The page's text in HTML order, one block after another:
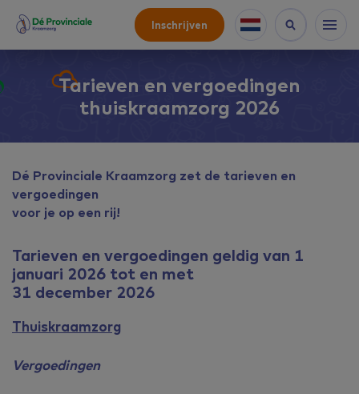
Inschrijven
Tarieven en vergoedingen
thuiskraamzorg 2026
Dé Provinciale Kraamzorg zet de tarieven en
vergoedingen
voor je op een rij!
Tarieven en vergoedingen geldig van 1
januari 2026 tot en met
31 december 2026
Thuiskraamzorg
Vergoedingen